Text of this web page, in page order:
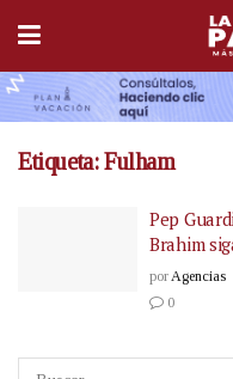
Etiqueta:Fulham
Pep
Brahim
por Agencias
0